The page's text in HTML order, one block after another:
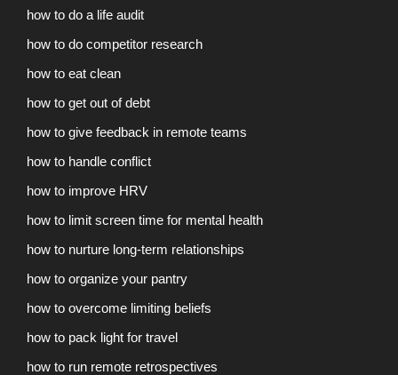
how to do a life audit
how to do competitor research
how to eat clean
how to get out of debt
how to give feedback in remote teams
how to handle conflict
how to improve HRV
how to limit screen time for mental health
how to nurture long-term relationships
how to organize your pantry
how to overcome limiting beliefs
how to pack light for travel
how to run remote retrospectives